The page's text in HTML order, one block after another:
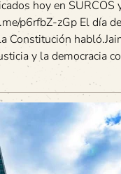
hoy en SURCOS
p6rfbZ-zGp El día
Constitución
y la democracia